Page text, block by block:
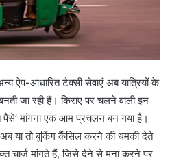
ऐप-आधारित टैक्सी सेवाएं अब यात्रियों के
जा रही हैं। किराए पर चलने वाली इन
मांगना एक आम प्रचलन बन गया है।
अब या तो बुकिंग कैंसिल करने की धमकी देते
चार्ज मांगते हैं, जिसे देने से मना करने पर